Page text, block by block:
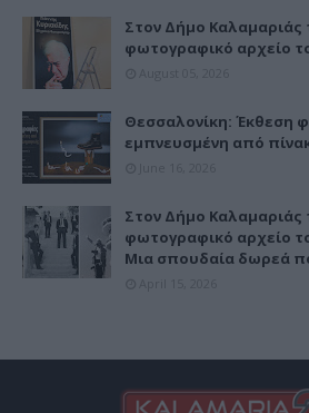
Στον Δήμο Καλαμαριάς
φωτογραφικό αρχείο
Θεσσαλονίκη: Έκθεση
εμπνευσμένη από
Στον Δήμο Καλαμαριάς
φωτογραφικό αρχείο
Μια σπουδαία δωρεά